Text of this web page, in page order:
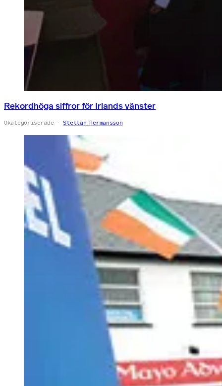
Rekordhöga siffror för Irlands vänster
Okategoriserade Stellan Hermansson